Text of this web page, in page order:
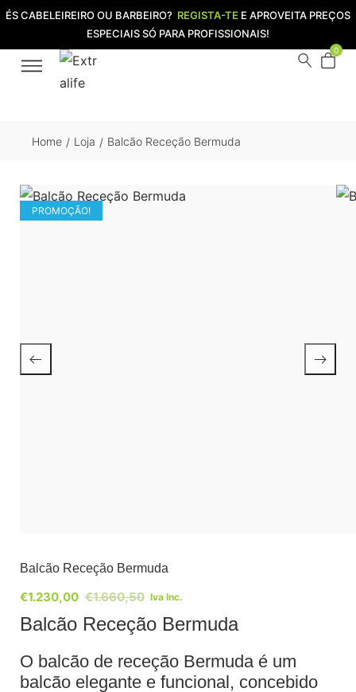
ÉS CABELEIREIRO OU BARBEIRO? REGISTA-TE E APROVEITA PREÇOS
ESPECIAIS SÓ PARA PROFISSIONAIS!
0
Home / Loja / Balcão Receção Bermuda
PROMOÇÃO!
Balcão Receção Bermuda
€1.660,50
€1.230,00 Iva Inc.
Balcão Receção Bermuda
O balcão de receção Bermuda é um
balcão elegante e funcional, concebido